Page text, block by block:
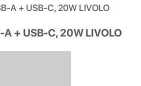
A + USB-C, 20W LIVOLO
+ USB-C, 20W LIVOLO